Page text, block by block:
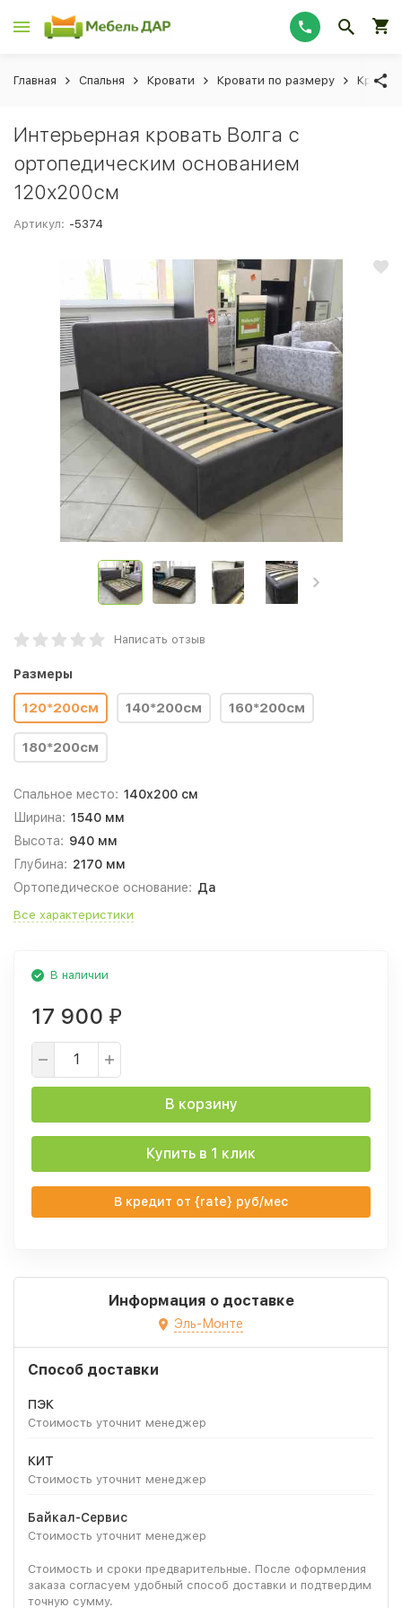
Главная Спальня Кровати Кровати по размеру
Интерьерная кровать Волга с
ортопедическим основанием
120х200см
Артикул: -5374
Написать отзыв
Размеры
120*200см 140*200см 160*200см
180*200см
Спальное место: 140x200 см
Ширина: 1540 мм
Высота: 940 мм
Глубина: 2170 мм
Ортопедическое основание: Да
Все характеристики
В наличии
17 900 ₽
В корзину
Купить в 1 клик
В кредит от {rate} руб/мес
Информация о доставке
Эль-Монте
Способ доставки
ПЭК
Стоимость уточнит менеджер
КИТ
Стоимость уточнит менеджер
Байкал-Сервис
Стоимость уточнит менеджер
Стоимость и сроки предварительные. После оформления
заказа согласуем удобный способ доставки и подтвердим
точную сумму.